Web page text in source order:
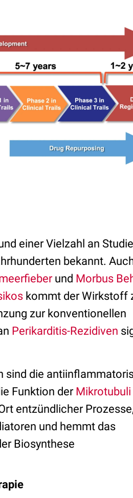
einer Vielzahl an
bekannt.
und Morbus
kommt der Wirkstoff
zur konventionellen
Perikarditis-Rezidiven
sind die
Funktion der Mikrotubuli
entzündlicher
und hemmt das
Biosynthese